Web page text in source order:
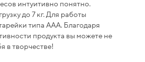
интуитивно понятно.
до 7 кг. Для работы
типа AAA. Благодаря
продукта вы можете не
в творчестве!